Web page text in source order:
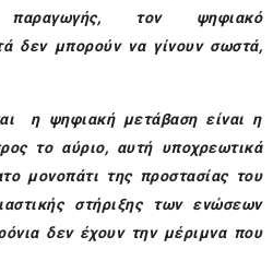
τον ψηφιακό
δεν μπορούν να γίνουν σωστά,
η ψηφιακή μετάβαση είναι η
το αύριο, αυτή υποχρεωτικά
μονοπάτι της προστασίας του
στήριξης των ενώσεων
δεν έχουν την μέριμνα που